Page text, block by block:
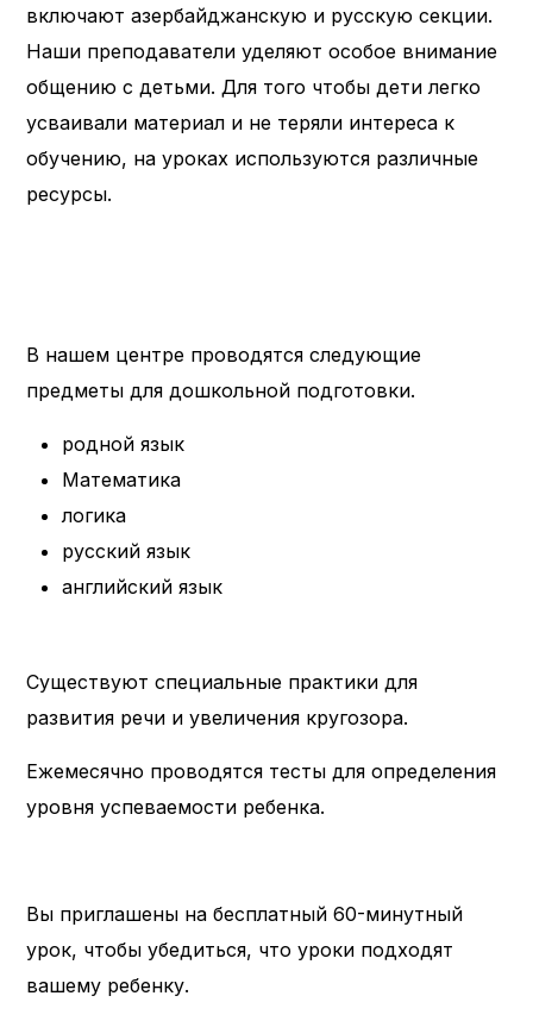
включают азербайджанскую и русскую секции.
Наши преподаватели уделяют особое внимание
общению с детьми. Для того чтобы дети легко
усваивали материал и не теряли интереса к
обучению, на уроках используются различные
ресурсы.
В нашем центре проводятся следующие
предметы для дошкольной подготовки.
родной язык
Математика
логика
русский язык
английский язык
Существуют специальные практики для
развития речи и увеличения кругозора.
Ежемесячно проводятся тесты для определения
уровня успеваемости ребенка.
Вы приглашены на бесплатный 60-минутный
урок, чтобы убедиться, что уроки подходят
вашему ребенку.